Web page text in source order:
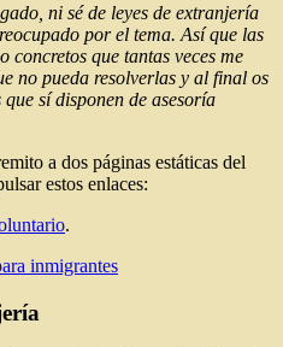
ni sé de leyes de extranjería
por el tema. Así que las
concretos que tantas veces me
no pueda resolverlas y al final os
sí disponen de asesoría
a dos páginas estáticas del
estos enlaces:
.
inmigrantes